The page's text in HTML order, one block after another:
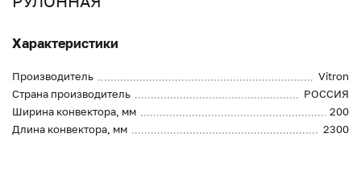
Характеристики
Производитель
Vitron
Страна производитель
РОССИЯ
Ширина конвектора, мм
200
Длина конвектора, мм
2300